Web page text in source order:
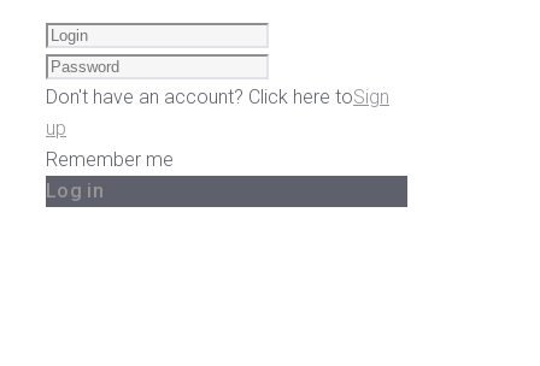
Don't have an account? Click here toSign
up
Remember me
Log in